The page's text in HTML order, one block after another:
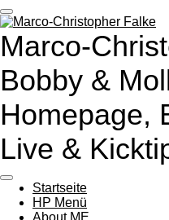
Zum
Hauptinhalt
springen
Marco-
Bobby &
Homepage,
Live &
Startseite
HP Menü
About ME